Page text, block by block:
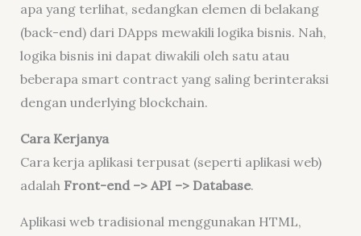
apa yang terlihat, sedangkan elemen di belakang
(back-end) dari DApps mewakili logika bisnis. Nah,
logika bisnis ini dapat diwakili oleh satu atau
beberapa smart contract yang saling berinteraksi
dengan underlying blockchain.
Cara Kerjanya
Cara kerja aplikasi terpusat (seperti aplikasi web)
adalah Front-end –>API –>Database.
Aplikasi web tradisional menggunakan HTML,